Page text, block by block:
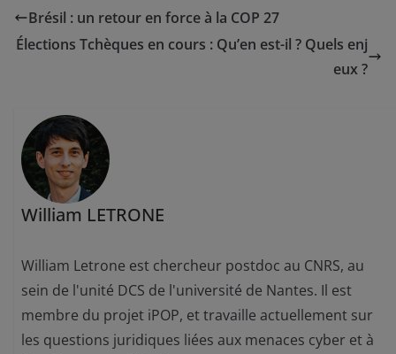
Brésil : un retour en force à la COP 27
Élections Tchèques en cours : Qu’en est-il ? Quels enj
eux ?
William LETRONE
William Letrone est chercheur postdoc au CNRS, au
sein de l'unité DCS de l'université de Nantes. Il est
membre du projet iPOP, et travaille actuellement sur
les questions juridiques liées aux menaces cyber et à